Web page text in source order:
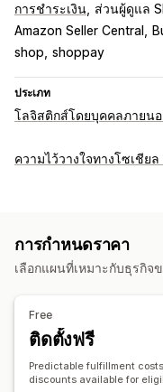
การชำระเงิน ส่วนผู้ดูแล
Amazon Seller Central
shop shoppay
ประเภท
โลจิสติกส์โดยบุคคลภายนอ
การจัดการคำสั่งซื้อ
การจัดการสินค้าคงคลัง
ซิงค์อัตโนมัติ
คลังสินค้าห
ความไว้วางใจทางโซเชีย
การกำหนดราคา
เลือกแผนที่เหมาะกับธุรกิจ
Free
ติดตั้งฟรี
Predictable fulfillment
discounts available for